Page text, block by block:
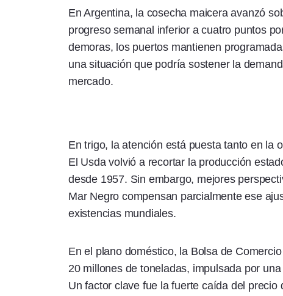
En Argentina, la cosecha maicera avanzó
progreso semanal inferior a cuatro puntos
demoras, los puertos mantienen
una situación que podría sostener la
mercado.
En trigo, la atención está puesta tanto en la
El Usda volvió a recortar la producción
desde 1957. Sin embargo, mejores
Mar Negro compensan parcialmente ese
existencias mundiales.
En el plano doméstico, la Bolsa de
20 millones de toneladas, impulsada por
Un factor clave fue la fuerte caída del